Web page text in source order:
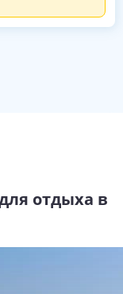
отдыха в